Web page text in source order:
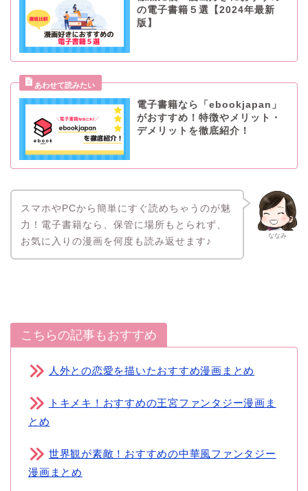
の電子書籍５選【2024年最新
版】
電子書籍なら「ebookjapan」
がおすすめ！特徴やメリット・
デメリットを徹底紹介！
ななみ
スマホやPCから簡単にすぐ読めちゃうのが魅
力！電子書籍なら、保管に場所もとられず、
お気に入りの漫画を何度も読み返せます♪
こちらの記事もおすすめ
人外との恋愛を描いたおすすめ漫画まとめ
トキメキ！おすすめの王宮ファンタジー漫画ま
とめ
世界観が素敵！おすすめの中華風ファンタジー
漫画まとめ